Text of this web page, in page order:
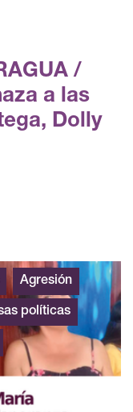
/
a las
Dolly
Agresión
políticas